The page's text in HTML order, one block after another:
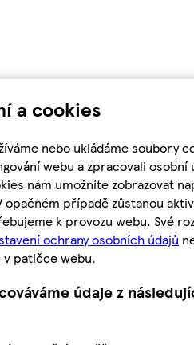
a cookies
nebo ukládáme soubory
webu a zpracovali osobní
nám umožníte zobrazovat
opačném případě zůstanou
k provozu webu. Své
ochrany osobních údajů
v patičce webu.
údaje z